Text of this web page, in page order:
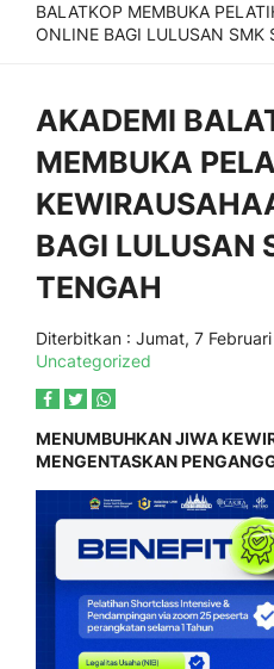
BALATKOP MEMBUKA
ONLINE BAGI LULUSAN SMK
AKADEMI
MEMBUKA
BAGI LULUSAN
TENGAH
Diterbitkan : Jumat, 7
Uncategorized
MENUMBUHKAN JIWA
MENGENTASKAN